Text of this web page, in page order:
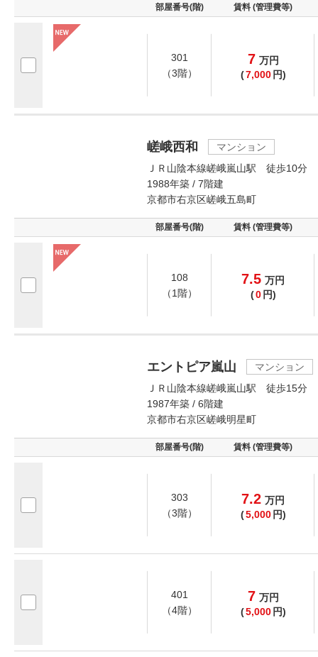
部屋番号(階) 賃料 (管理費等)
301
（3階）
7 万円
(7,000 円)
嵯峨西和
マンション
ＪＲ山陰本線嵯峨嵐山駅 徒歩10分
1988年築 / 7階建
京都市右京区嵯峨五島町
部屋番号(階) 賃料 (管理費等)
108
（1階）
7.5 万円
(0 円)
エントピア嵐山
マンション
ＪＲ山陰本線嵯峨嵐山駅 徒歩15分
1987年築 / 6階建
京都市右京区嵯峨明星町
部屋番号(階) 賃料 (管理費等)
303
（3階）
7.2 万円
(5,000 円)
401
（4階）
7 万円
(5,000 円)